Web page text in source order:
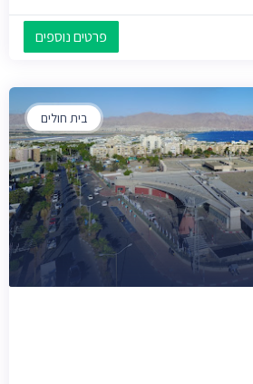
פרטים נוספים
בית חולים